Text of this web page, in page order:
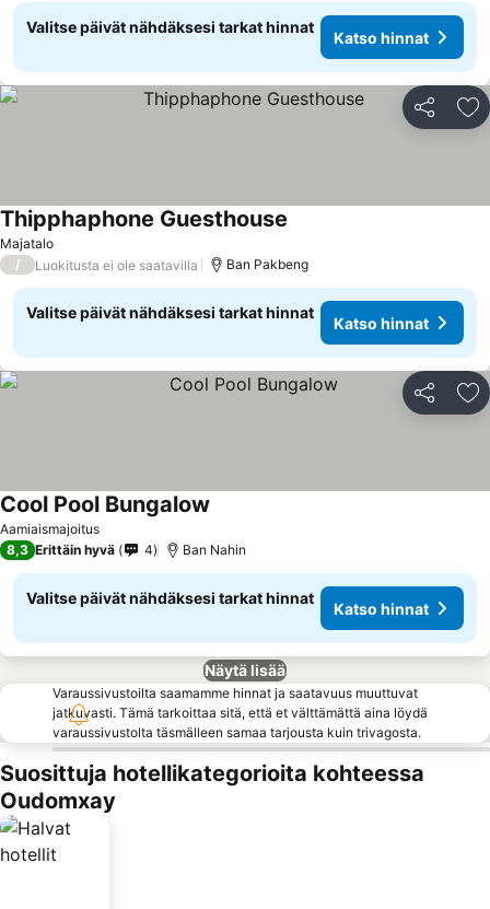
Valitse päivät nähdäksesi tarkat hinnat
Katso hinnat
Jaa
Majatalo
Thipphaphone Guesthouse
/ Luokitusta ei ole saatavilla Ban Pakbeng
Valitse päivät nähdäksesi tarkat hinnat
Katso hinnat
Jaa
Aamiaismajoitus
Cool Pool Bungalow
8,3 Erittäin hyvä 4 Ban Nahin
Valitse päivät nähdäksesi tarkat hinnat
Katso hinnat
Näytä lisää
Varaussivustoilta saamamme hinnat ja saatavuus muuttuvat
jatkuvasti. Tämä tarkoittaa sitä, että et välttämättä aina löydä
varaussivustolta täsmälleen samaa tarjousta kuin trivagosta.
Suosittuja hotellikategorioita kohteessa
Oudomxay